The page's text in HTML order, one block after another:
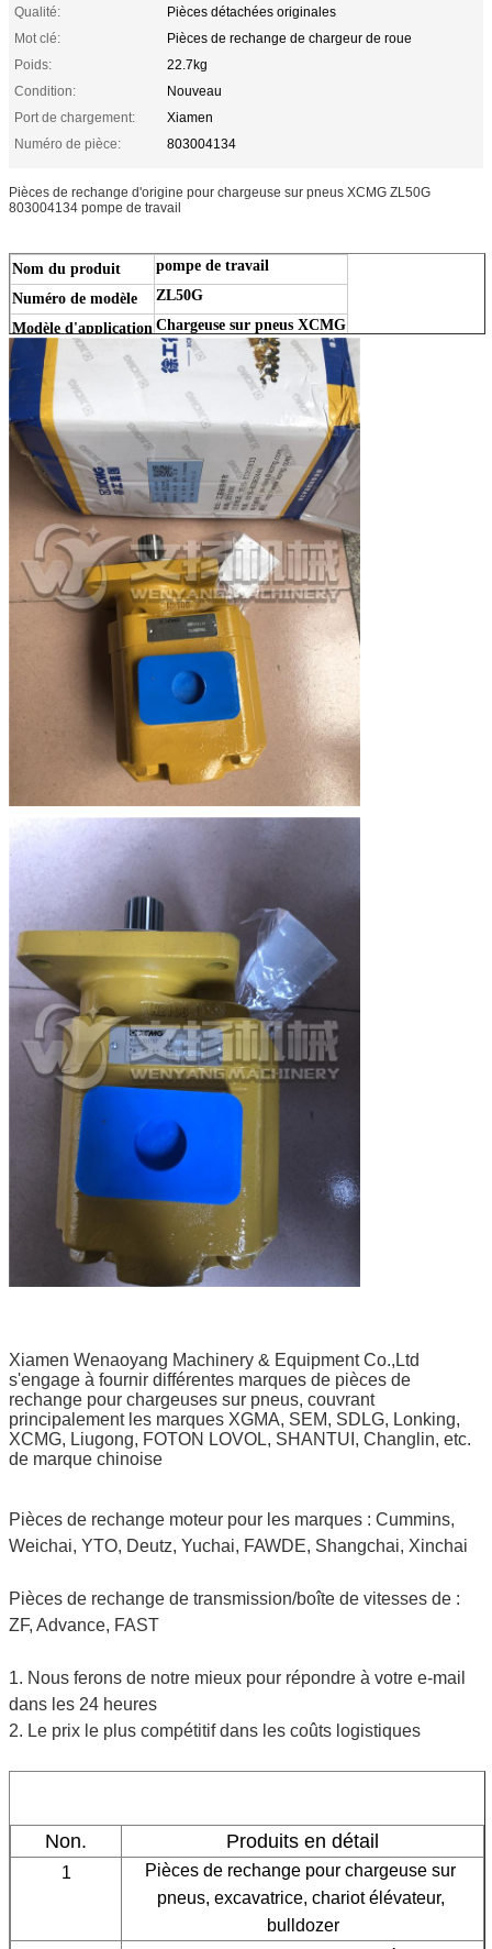
Qualité:
Pièces détachées originales
Mot clé:
Pièces de rechange de chargeur de roue
Poids:
22.7kg
Condition:
Nouveau
Port de chargement:
Xiamen
Numéro de pièce:
803004134
Pièces de rechange d'origine pour chargeuse sur pneus XCMG ZL50G
803004134 pompe de travail
Nom du produit
pompe de travail
Numéro de modèle
ZL50G
Modèle d'application Chargeuse sur pneus XCMG
100% Neuf
MOQ
1 ensemble
Poids
Quantité
Origine
Chine continentale
Emballage
Caisse en bois ou carton
Délai de livraison
Dans les 2-5 jours
Xiamen Wenaoyang Machinery & Equipment Co.,Ltd
s'engage à fournir différentes marques de pièces de
rechange pour chargeuses sur pneus, couvrant
principalement les marques XGMA, SEM, SDLG, Lonking,
XCMG, Liugong, FOTON LOVOL, SHANTUI, Changlin, etc.
de marque chinoise
Pièces de rechange moteur pour les marques : Cummins,
Weichai, YTO, Deutz, Yuchai, FAWDE, Shangchai, Xinchai
Pièces de rechange de transmission/boîte de vitesses de :
ZF, Advance, FAST
1. Nous ferons de notre mieux pour répondre à votre e-mail
dans les 24 heures
2. Le prix le plus compétitif dans les coûts logistiques
Non. Produits en détail
1
Pièces de rechange pour chargeuse sur
pneus, excavatrice, chariot élévateur,
bulldozer